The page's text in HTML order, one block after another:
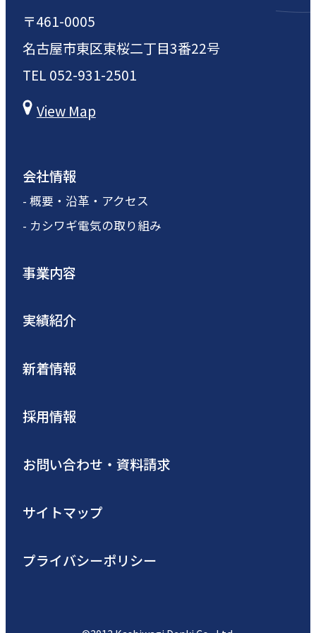
〒461-0005
名古屋市東区東桜二丁目3番22号
TEL 052-931-2501
View Map
会社情報
- 概要・沿革・アクセス
- カシワギ電気の取り組み
事業内容
実績紹介
新着情報
採用情報
お問い合わせ・資料請求
サイトマップ
プライバシーポリシー